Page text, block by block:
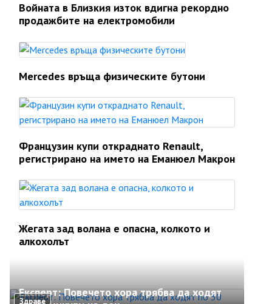
Войната в Близкия изток вдигна рекордно
продажбите на електромобили
Mercedes връща физическите бутони
Французин купи откраднато Renault,
регистрирано на името на Еманюел Макрон
Жегата зад волана е опасна, колкото и
алкохолът
Здраве
Експерт: Повечето хора трябва да ходят